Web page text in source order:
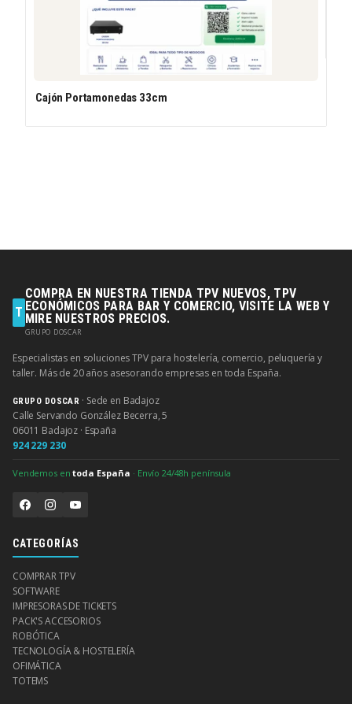
Cajón Portamonedas 33cm
T
COMPRA EN NUESTRA TIENDA TPV NUEVOS, TPV
ECONÓMICOS PARA BAR Y COMERCIO, VISITE LA WEB Y
MIRE NUESTROS PRECIOS.
GRUPO DOSCAR
Especialistas en soluciones TPV para hostelería, comercio, peluquería y
taller. Más de 20 años asesorando empresas en toda España.
GRUPO DOSCAR · Sede en Badajoz
Calle Servando González Becerra, 5
06011 Badajoz · España
924 229 230
Vendemos entoda España · Envío 24/48h península
CATEGORÍAS
COMPRAR TPV
SOFTWARE
IMPRESORAS DE TICKETS
PACK'S ACCESORIOS
ROBÓTICA
TECNOLOGÍA & HOSTELERÍA
OFIMÁTICA
TOTEMS